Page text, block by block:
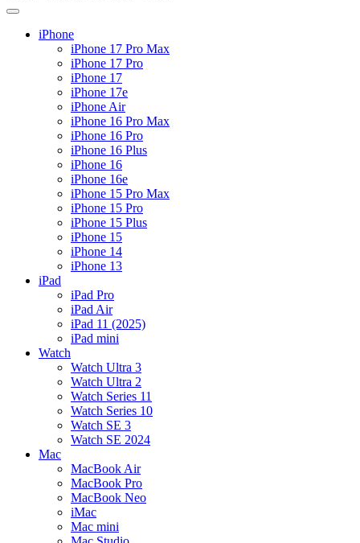
iPhone
iPhone 17 Pro Max
iPhone 17 Pro
iPhone 17
iPhone 17e
iPhone Air
iPhone 16 Pro Max
iPhone 16 Pro
iPhone 16 Plus
iPhone 16
iPhone 16e
iPhone 15 Pro Max
iPhone 15 Pro
iPhone 15 Plus
iPhone 15
iPhone 14
iPhone 13
iPad
iPad Pro
iPad Air
iPad 11 (2025)
iPad mini
Watch
Watch Ultra 3
Watch Ultra 2
Watch Series 11
Watch Series 10
Watch SE 3
Watch SE 2024
Mac
MacBook Air
MacBook Pro
MacBook Neo
iMac
Mac mini